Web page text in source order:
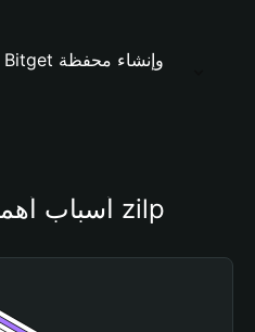
أسباب أهمية استخدام محفظة zilp